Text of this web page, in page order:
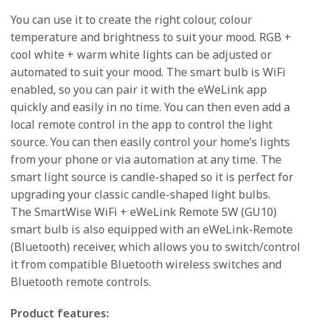
You can use it to create the right colour, colour
temperature and brightness to suit your mood. RGB +
cool white + warm white lights can be adjusted or
automated to suit your mood. The smart bulb is WiFi
enabled, so you can pair it with the eWeLink app
quickly and easily in no time. You can then even add a
local remote control in the app to control the light
source. You can then easily control your home’s lights
from your phone or via automation at any time. The
smart light source is candle-shaped so it is perfect for
upgrading your classic candle-shaped light bulbs.
The SmartWise WiFi + eWeLink Remote 5W (GU10)
smart bulb is also equipped with an eWeLink-Remote
(Bluetooth) receiver, which allows you to switch/control
it from compatible Bluetooth wireless switches and
Bluetooth remote controls.
Product features: